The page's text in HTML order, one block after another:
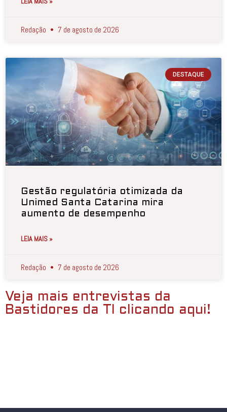
Redação 7 de agosto de 2026
DESTAQUE
Gestão regulatória otimizada da
Unimed Santa Catarina mira
aumento de desempenho
LEIA MAIS »
Redação 7 de agosto de 2026
Veja mais entrevistas da
Bastidores da TI clicando aqui!